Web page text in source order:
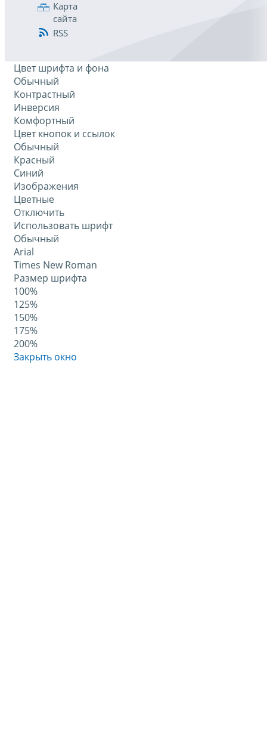
Карта
сайта
RSS
Цвет шрифта и фона
Обычный
Контрастный
Инверсия
Комфортный
Цвет кнопок и ссылок
Обычный
Красный
Синий
Изображения
Цветные
Отключить
Использовать шрифт
Обычный
Arial
Times New Roman
Размер шрифта
100%
125%
150%
175%
200%
Закрыть окно